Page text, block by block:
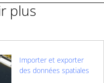
plus
Importer et exporter
des données spatiales